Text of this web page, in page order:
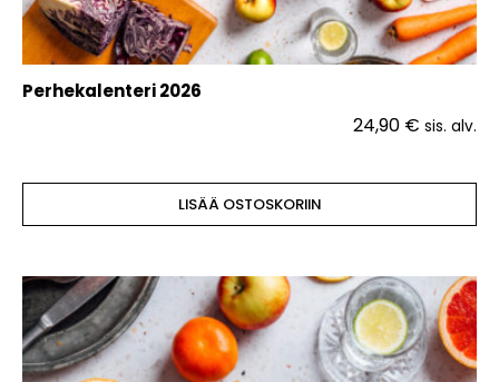
Perhekalenteri 2026
24,90 € sis. alv.
LISÄÄ OSTOSKORIIN